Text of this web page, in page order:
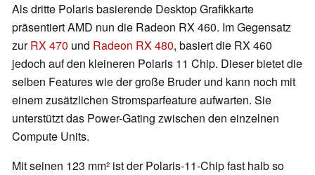
Als dritte Polaris basierende Desktop Grafikkarte
präsentiert AMD nun die Radeon RX 460. Im Gegensatz
zurRX 470 und Radeon RX 480, basiert die RX 460
jedoch auf den kleineren Polaris 11 Chip. Dieser bietet die
selben Features wie der große Bruder und kann noch mit
einem zusätzlichen Stromsparfeature aufwarten. Sie
unterstützt das Power-Gating zwischen den einzelnen
Compute Units.
Mit seinen 123 mm² ist der Polaris-11-Chip fast halb so